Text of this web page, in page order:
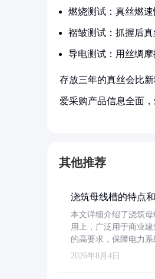
燃烧测试：真丝燃
褶皱测试：抓握后
导电测试：用丝绸
存放三年的真丝会比
爱采购产品信息全面
其他推荐
浇筑母线槽的特点
本文详细介绍了浇筑
用上，广泛用于商业
的高要求，保障电力系
2026年8月4日